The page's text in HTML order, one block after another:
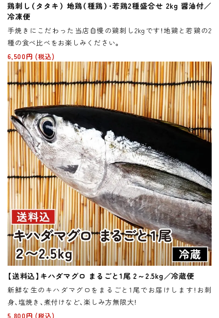
鶏刺し（タタキ） 地鶏（種鶏）・若鶏2種盛合せ 2kg 醤油付／
冷凍便
手焼きにこだわった当店自慢の鶏刺し2kgです！地鶏と若鶏の2
種の食べ比べをお楽しみください。
6,500円 (税込)
【送料込】キハダマグロ まるごと1尾 2～2.5kg／冷蔵便
新鮮な生のキハダマグロをまるごと1尾でお届けします！お刺
身、塩焼き、煮付けなど、楽しみ方無限大！
5,800円 (税込)